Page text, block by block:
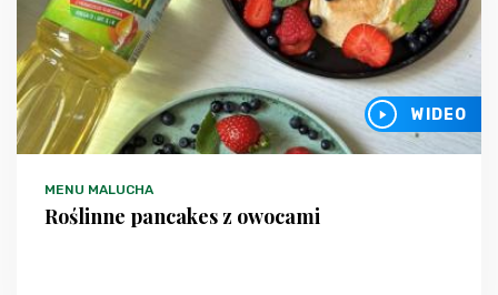
WIDEO
MENU MALUCHA
Roślinne pancakes z owocami